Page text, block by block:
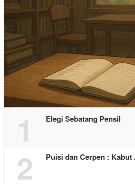
1 Elegi Sebatang Pensil
2 Puisi dan Cerpen : Kabut